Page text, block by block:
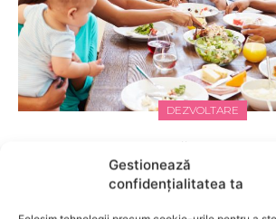
Gestionează
confidențialitatea ta
DEZVOLTARE
avantaje ale acestei